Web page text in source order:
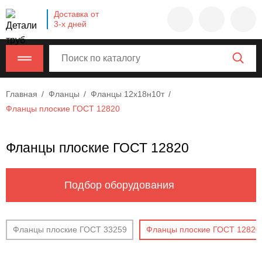
Доставка от
3-х дней
Главная Фланцы
Фланцы 12х18н10т
Фланцы плоские ГОСТ 12820
Фланцы плоские ГОСТ 12820
Подбор оборудования
Фланцы плоские ГОСТ 33259 Фланцы плоские ГОСТ 12820
Company
name
Россия
620000,
Москва,
Калужская,
15,
800-